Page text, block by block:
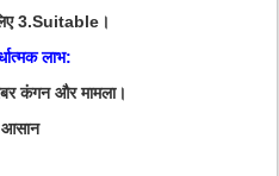
3.Suitable।
लाभ:
कंगन और मामला।